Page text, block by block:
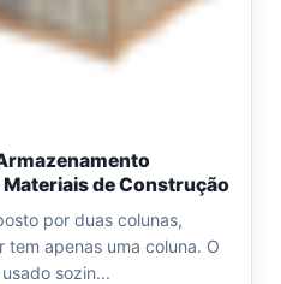
de Construção
por duas colunas,
apenas uma coluna. O
sozin...